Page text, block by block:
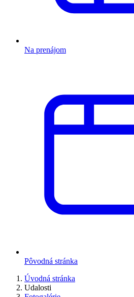
Na prenájom
Pôvodná stránka
Úvodná stránka
Udalosti